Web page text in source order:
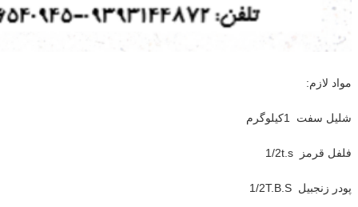
مواد لازم:
شلیل سفت 1کیلوگرم
فلفل قرمز 1/2t.s
پودر زنجبیل 1/2T.B.S